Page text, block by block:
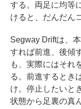
する。両足に均等
けると、だんだん
Segway Driftは、
すれば前進、後傾
も、実際にはそれ
る。前進するとき
け。停止したいと
状態から足裏の真